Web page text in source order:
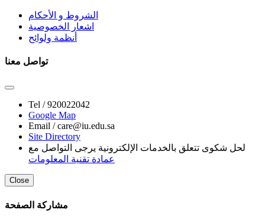
الشروط و الأحكام
اشعار الخصوصية
أنظمة ولوائح
تواصل معنا
Tel /920022042
Google Map
Email /care@iu.edu.sa
Site Directory
لحل شكوى تتعلق بالخدمات الإلكترونية يرجى التواصل مع
عمادة تقنية المعلومات
Close
مشاركة الصفحة